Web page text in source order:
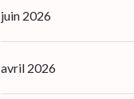
juin 2026
avril 2026